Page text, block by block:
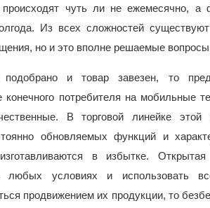
чуть ли не ежемесячно, а
Из всех сложностей
но и это вполне решаемые
подобрано и товар завезен, то
конечного потребителя на мобильные
В торговой линейке этой
обновляемых функций и
в избытке.
любых условиях и использовать
продвижением их продукции, то